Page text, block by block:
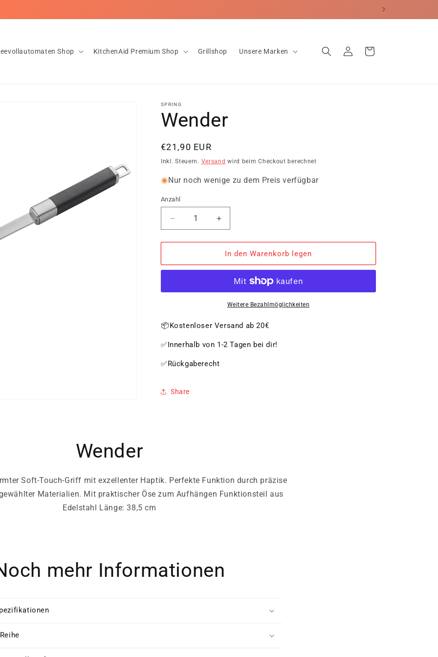
Shop KitchenAid Premium Shop Grillshop Unsere Marken EinloggenWarenkorb
SPRING
Wender
Normaler
Preis
€21,90 EUR
Inkl. Steuern. Versand wird beim Checkout berechnet
Nur noch wenige zu dem Preis verfügbar
Anzahl
Verringere
die
Menge
Wender
Erhöhe
die
Menge
für
Wender
In den Warenkorb legen
Weitere Bezahlmöglichkeiten
📦Kostenloser Versand ab 20€
✅Innerhalb von 1-2 Tagen bei dir!
✅Rückgaberecht
Share
Wender
Soft-Touch-Griff mit exzellenter Haptik. Perfekte Funktion durch präzise
Materialien. Mit praktischer Öse zum Aufhängen Funktionsteil aus
Edelstahl Länge: 38,5 cm
mehr Informationen